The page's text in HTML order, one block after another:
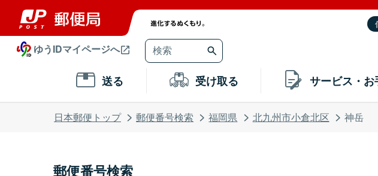
ゆうIDマイページへ
送る 受け取る サービス・お
日本郵便トップ 郵便番号検索 福岡県 北九州市小倉北区 神岳
郵便番号検索